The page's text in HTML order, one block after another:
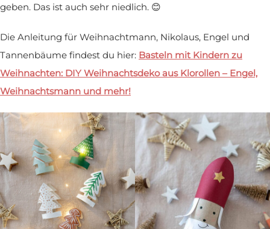
geben. Das ist auch sehr niedlich. 😊
Die Anleitung für Weihnachtmann, Nikolaus, Engel und
Tannenbäume findest du hier: Basteln mit Kindern zu
Weihnachten: DIY Weihnachtsdeko aus Klorollen – Engel,
Weihnachtsmann und mehr!